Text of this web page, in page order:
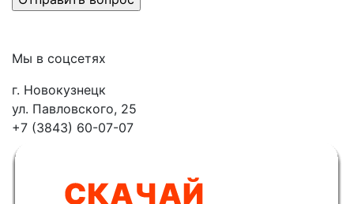
Мы в соцсетях
г. Новокузнецк
ул. Павловского, 25
+7 (3843) 60-07-07